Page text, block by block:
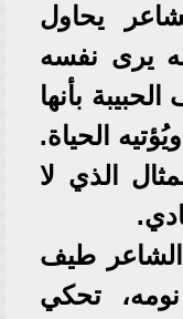
يحاول
يرى نفسه
بأنها
الحياة.
الذي لا
طيف
نومه، تحكي